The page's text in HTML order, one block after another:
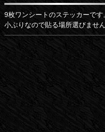
9枚ワンシートのステッカーです
小ぶりなので貼る場所選びませ